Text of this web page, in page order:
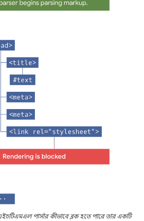
পার্সার কীভাবে ব্লক হতে পারে তার একটি